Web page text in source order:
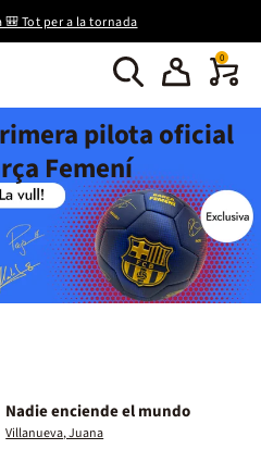
Tot per a la tornada
0
pilota oficial
Femení
Nadie enciende el mundo
Villanueva, Juana